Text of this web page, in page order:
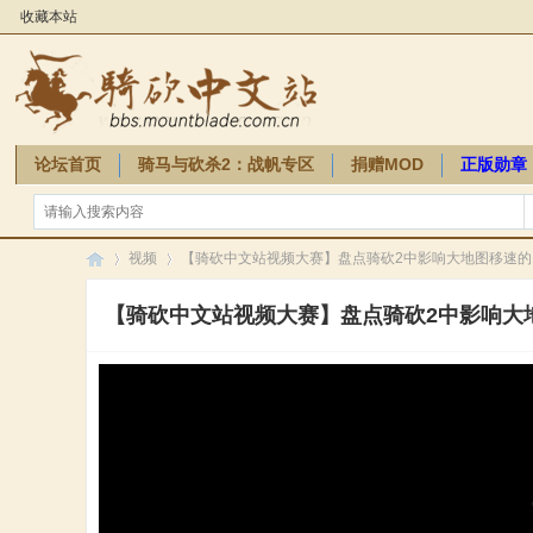
收藏本站
论坛首页 骑马与砍杀2：战帆专区 捐赠MOD 正版勋章
骑砍周边
骑 »
视频
»
【骑砍中文站视频大赛】盘点骑砍2中影响大地图移速
【骑砍中文站视频大赛】盘点骑砍2中影响